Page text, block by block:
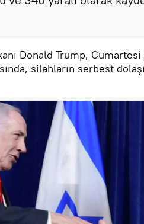
Donald Trump, Cumartesi
silahların serbest